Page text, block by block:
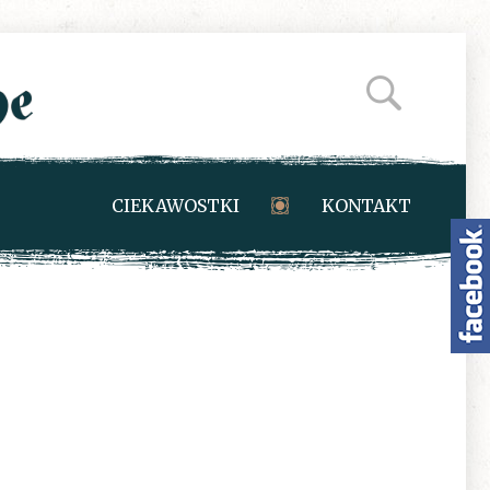
CIEKAWOSTKI KONTAKT